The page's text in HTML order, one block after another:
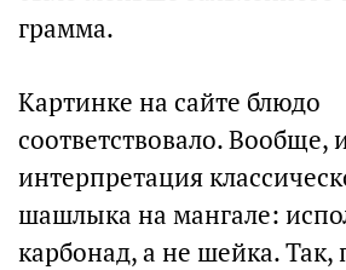
грамма.
Картинке на сайте блюдо
соответствовало. Вообще,
интерпретация
шашлыка на мангале:
карбонад, а не шейка. Так,